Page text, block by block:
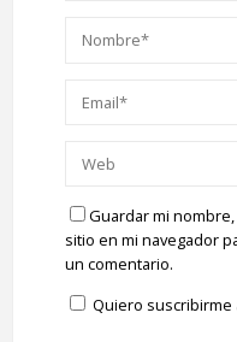
Guardar mi
sitio en mi navegador
un comentario.
Quiero suscribirme